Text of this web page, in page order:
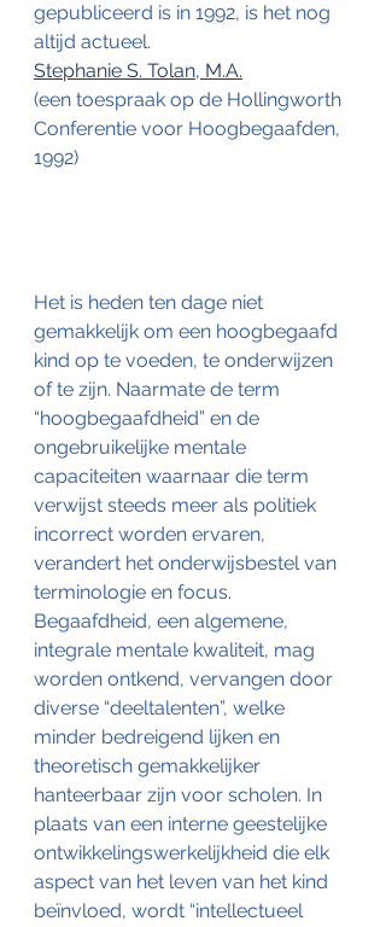
gepubliceerd is in 1992, is het nog
altijd actueel.
Stephanie S. Tolan, M.A.
(een toespraak op de Hollingworth
Conferentie voor Hoogbegaafden,
1992)
Het is heden ten dage niet
gemakkelijk om een hoogbegaafd
kind op te voeden, te onderwijzen
of te zijn. Naarmate de term
“hoogbegaafdheid” en de
ongebruikelijke mentale
capaciteiten waarnaar die term
verwijst steeds meer als politiek
incorrect worden ervaren,
verandert het onderwijsbestel van
terminologie en focus.
Begaafdheid, een algemene,
integrale mentale kwaliteit, mag
worden ontkend, vervangen door
diverse “deeltalenten”, welke
minder bedreigend lijken en
theoretisch gemakkelijker
hanteerbaar zijn voor scholen. In
plaats van een interne geestelijke
ontwikkelingswerkelijkheid die elk
aspect van het leven van het kind
beïnvloed, wordt “intellectueel